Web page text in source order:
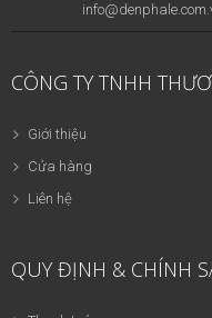
CÔNG TY TNHH
Giới thiệu
Cửa hàng
Liên hệ
QUY ĐỊNH & CHÍNH